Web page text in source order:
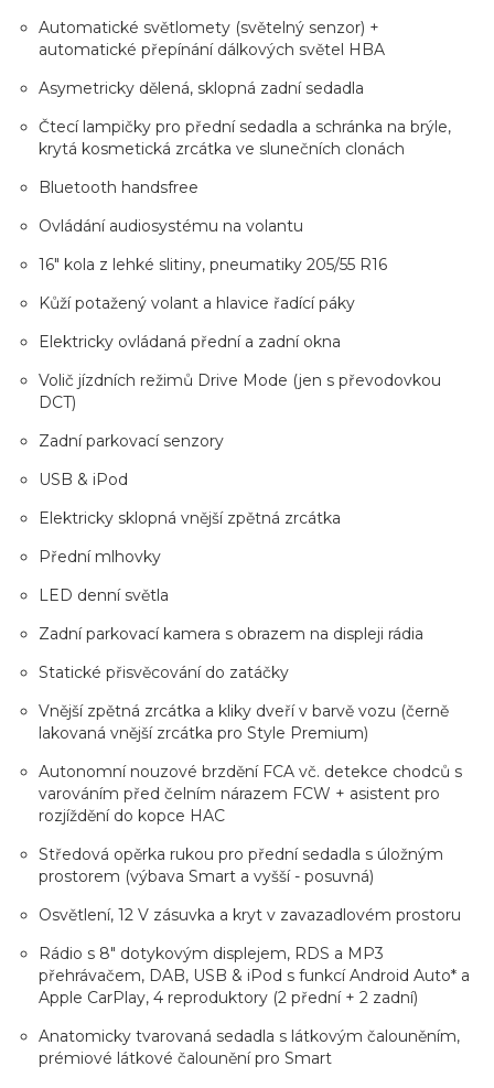
Automatické světlomety (světelný senzor) +
automatické přepínání dálkových světel HBA
Asymetricky dělená, sklopná zadní sedadla
Čtecí lampičky pro přední sedadla a schránka na brýle,
krytá kosmetická zrcátka ve slunečních clonách
Bluetooth handsfree
Ovládání audiosystému na volantu
16" kola z lehké slitiny, pneumatiky 205/55 R16
Kůží potažený volant a hlavice řadící páky
Elektricky ovládaná přední a zadní okna
Volič jízdních režimů Drive Mode (jen s převodovkou
DCT)
Zadní parkovací senzory
USB & iPod
Elektricky sklopná vnější zpětná zrcátka
Přední mlhovky
LED denní světla
Zadní parkovací kamera s obrazem na displeji rádia
Statické přisvěcování do zatáčky
Vnější zpětná zrcátka a kliky dveří v barvě vozu (černě
lakovaná vnější zrcátka pro Style Premium)
Autonomní nouzové brzdění FCA vč. detekce chodců s
varováním před čelním nárazem FCW + asistent pro
rozjíždění do kopce HAC
Středová opěrka rukou pro přední sedadla s úložným
prostorem (výbava Smart a vyšší - posuvná)
Osvětlení, 12 V zásuvka a kryt v zavazadlovém prostoru
Rádio s 8" dotykovým displejem, RDS a MP3
přehrávačem, DAB, USB & iPod s funkcí Android Auto* a
Apple CarPlay, 4 reproduktory (2 přední + 2 zadní)
Anatomicky tvarovaná sedadla s látkovým čalouněním,
prémiové látkové čalounění pro Smart